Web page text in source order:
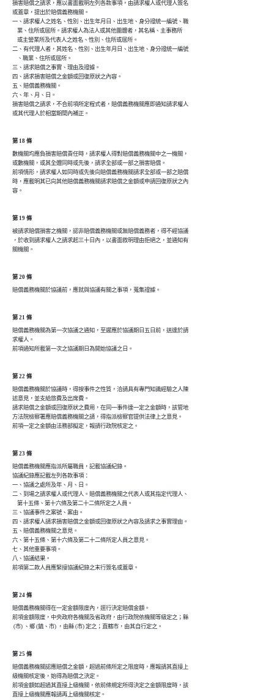
損害賠償之請求，應以書面載明左列各款事項，由請求權人或代理人簽名
或蓋章，提出於賠償義務機關。
一、請求權人之姓名、性別、出生年月日、出生地、身分證統一編號、職
    業、住所或居所。請求權人為法人或其他團體者，其名稱、主事務所
    或主營業所及代表人之姓名、性別、住所或居所。
二、有代理人者，其姓名、性別、出生年月日、出生地、身分證統一編號
    、職業、住所或居所。
三、請求賠償之事實、理由及證據。
四、請求損害賠償之金額或回復原狀之內容。
五、賠償義務機關。
六、年、月、日。
損害賠償之請求，不合前項所定程式者，賠償義務機關應即通知請求權人
第 18 條
數機關均應負損害賠償責任時，請求權人得對賠償義務機關中之一機關，
或數機關，或其全體同時或先後，請求全部或一部之損害賠償。
前項情形，請求權人如同時或先後向賠償義務機關請求全部或一部之賠償
時，應載明其已向其他賠償義務機關請求賠償之金額或申請回復原狀之內
第 19 條
被請求賠償損害之機關，認非賠償義務機關或無賠償義務者，得不經協議
，於收到請求權人之請求起三十日內，以書面敘明理由拒絕之，並通知有
關機關。
第 20 條
第 21 條
賠償義務機關為第一次協議之通知，至遲應於協議期日五日前，送達於請
求權人。
第 22 條
賠償義務機關於協議時，得按事件之性質，洽請具有專門知識經驗之人陳
述意見，並支給旅費及出席費。
請求賠償之金額或回復原狀之費用，在同一事件達一定之金額時，該管地
方法院檢察署應賠償義務機關之請，得指派檢察官提供法律上之意見。
前項一定之金額由法務部擬定，報請行政院核定之。
第 23 條
賠償義務機關應指派所屬職員，記載協議紀錄。
協議紀錄應記載左列各款事項：
一、協議之處所及年、月、日。
二、到場之請求權人或代理人。賠償義務機關之代表人或其指定代理人、
    第十五條、第十六條及第二十二條所定之人員。
三、協議事件之案號、案由。
四、請求權人請求損害賠償之金額或回復原狀之內容及請求之事實理由。
五、賠償義務機關之意見。
六、第十五條、第十六條及第二十二條所定人員之意見。
七、其他重要事項。
八、協議結果。
前項第二款人員應緊接協議紀錄之末行簽名或蓋章。
第 24 條
賠償義務機關得在一定金額限度內，逕行決定賠償金額。
前項金額限度，中央政府各機關及省政府，由行政院依機關等級定之；縣
(市) 、鄉 (鎮、市) ，由縣 (市) 定之；直轄市，由其自行定之。
第 25 條
賠償義務機關認應賠償之金額，超過前條所定之限度時，應報請其直接上
級機關核定後，始得為賠償之決定。
前項金額如超過其直接上級機關，依前條規定所得決定之金額限度時，該
直接上級機關應報請再上級機關核定。